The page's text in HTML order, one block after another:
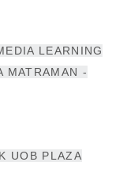
LEARNING
MATRAMAN -
UOB PLAZA